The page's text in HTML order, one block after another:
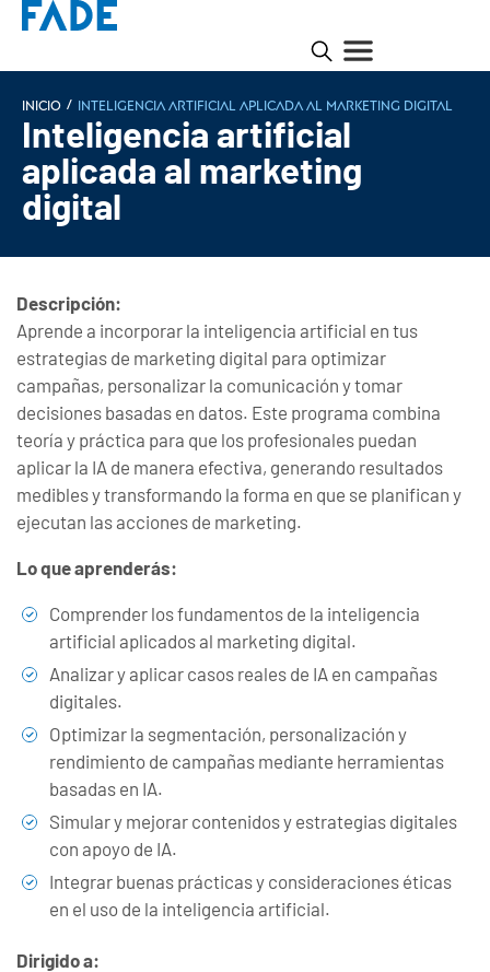
INICIO / Inteligencia artificial aplicada al marketing digital
Inteligencia artificial
aplicada al marketing
digital
Descripción:
Aprende a incorporar la inteligencia artificial en tus
estrategias de marketing digital para optimizar
campañas, personalizar la comunicación y tomar
decisiones basadas en datos. Este programa combina
teoría y práctica para que los profesionales puedan
aplicar la IA de manera efectiva, generando resultados
medibles y transformando la forma en que se planifican y
ejecutan las acciones de marketing.
Lo que aprenderás:
Comprender los fundamentos de la inteligencia
artificial aplicados al marketing digital.
Analizar y aplicar casos reales de IA en campañas
digitales.
Optimizar la segmentación, personalización y
rendimiento de campañas mediante herramientas
basadas en IA.
Simular y mejorar contenidos y estrategias digitales
con apoyo de IA.
Integrar buenas prácticas y consideraciones éticas
en el uso de la inteligencia artificial.
Dirigido a: